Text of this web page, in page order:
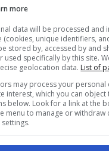
Yespica (Screenshot
sa bene come
e tantissimi
more
data will be processed and
(cookies, unique identifiers,
stored by, accessed by and
used specifically by this site.
geolocation data. List of
may process your personal
interest, which you can object
below. Look for a link at the
menu to manage or withdraw